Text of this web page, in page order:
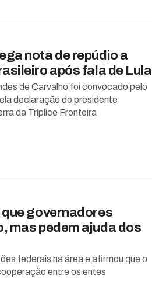
nota de repúdio a
após fala de Lula
de Carvalho foi convocado pelo
declaração do presidente
da Tríplice Fronteira
governadores
mas pedem ajuda dos
federais na área e afirmou que o
entre os entes